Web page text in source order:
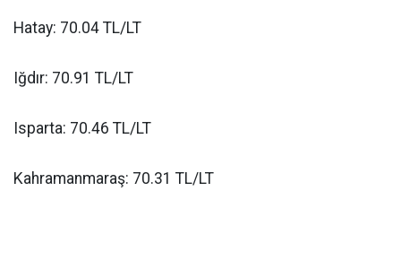
Hatay: 70.04 TL/LT
Iğdır: 70.91 TL/LT
Isparta: 70.46 TL/LT
Kahramanmaraş: 70.31 TL/LT